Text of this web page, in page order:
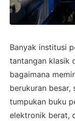
Banyak institusi
tantangan klasik
bagaimana
berukuran
tumpukan buku
elektronik berat,